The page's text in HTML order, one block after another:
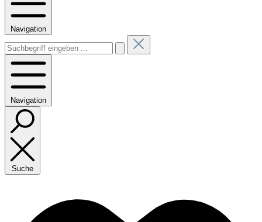
Navigation
Navigation
Suche